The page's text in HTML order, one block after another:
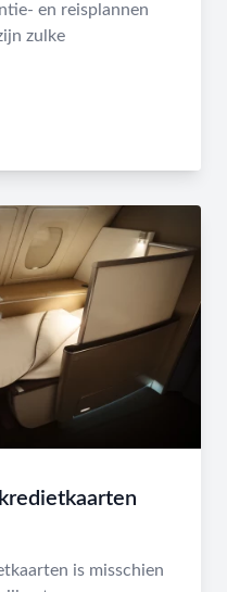
en reisplannen
zulke
is misschien